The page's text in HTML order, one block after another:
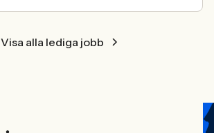
Visa alla lediga jobb